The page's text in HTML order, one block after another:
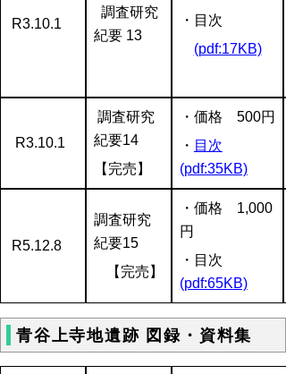
R3.10.1
調査研究
紀要 13
・目次
(pdf:17KB)
R3.10.1
調査研究
紀要14
【完売】
・価格 500円
・ 目次
(pdf:35KB)
R5.12.8
調査研究
紀要15
【完売】
・価格 1,000
円
・目次
(pdf:65KB)
青谷上寺地遺跡 図録・資料集